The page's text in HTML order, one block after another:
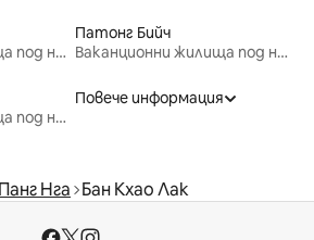
Ваканционни жилища под наем
Патонг Бийч
Ваканционни жилища под наем
Ваканционни жилища под наем
Повече информация
Панг Нга Бан Кхао Лак